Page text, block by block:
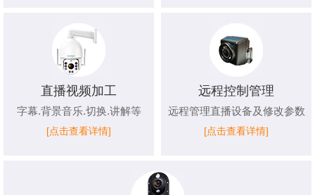
直播视频加工
字幕.背景音乐.切换.讲解等
[点击查看详情]
远程控制管理
远程管理直播设备及修改参数
[点击查看详情]